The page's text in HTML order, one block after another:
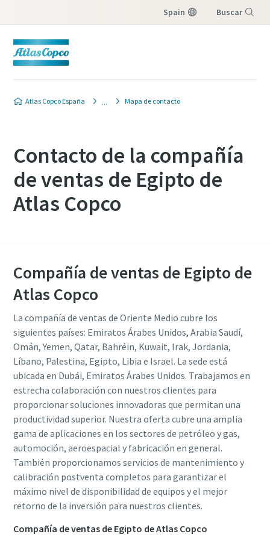
Spain Buscar
Atlas Copco España Mapa de contacto
Contacto de la compañía
de ventas de Egipto de
Atlas Copco
Compañía de ventas de Egipto de
Atlas Copco
La compañía de ventas de Oriente Medio cubre los
siguientes países: Emiratos Árabes Unidos, Arabia Saudí,
Omán, Yemen, Qatar, Bahréin, Kuwait, Irak, Jordania,
Líbano, Palestina, Egipto, Libia e Israel. La sede está
ubicada en Dubái, Emiratos Árabes Unidos. Trabajamos en
estrecha colaboración con nuestros clientes para
proporcionar soluciones innovadoras que permitan una
productividad superior. Nuestra oferta cubre una amplia
gama de aplicaciones en los sectores de petróleo y gas,
automoción, aeroespacial y fabricación en general.
También proporcionamos servicios de mantenimiento y
calibración postventa completos para garantizar el
máximo nivel de disponibilidad de equipos y el mejor
retorno de la inversión para nuestros clientes.
Compañía de ventas de Egipto de Atlas Copco